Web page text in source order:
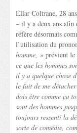
Ellar Coltrane, 28
– il y a deux ans afin
réfère désormais
l’utilisation du
homme, » prévient le
ce que les hommes
il y a quelque chose
le fait de me
dois être comme ça
sont des hommes
toujours ressenti la
sorte de comédie,